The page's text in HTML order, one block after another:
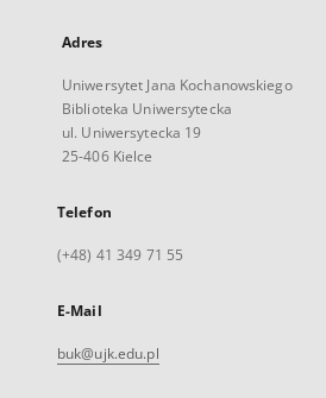
Adres
Uniwersytet Jana Kochanowskiego
Biblioteka Uniwersytecka
ul. Uniwersytecka 19
25-406 Kielce
Telefon
(+48) 41 349 71 55
E-Mail
buk@ujk.edu.pl